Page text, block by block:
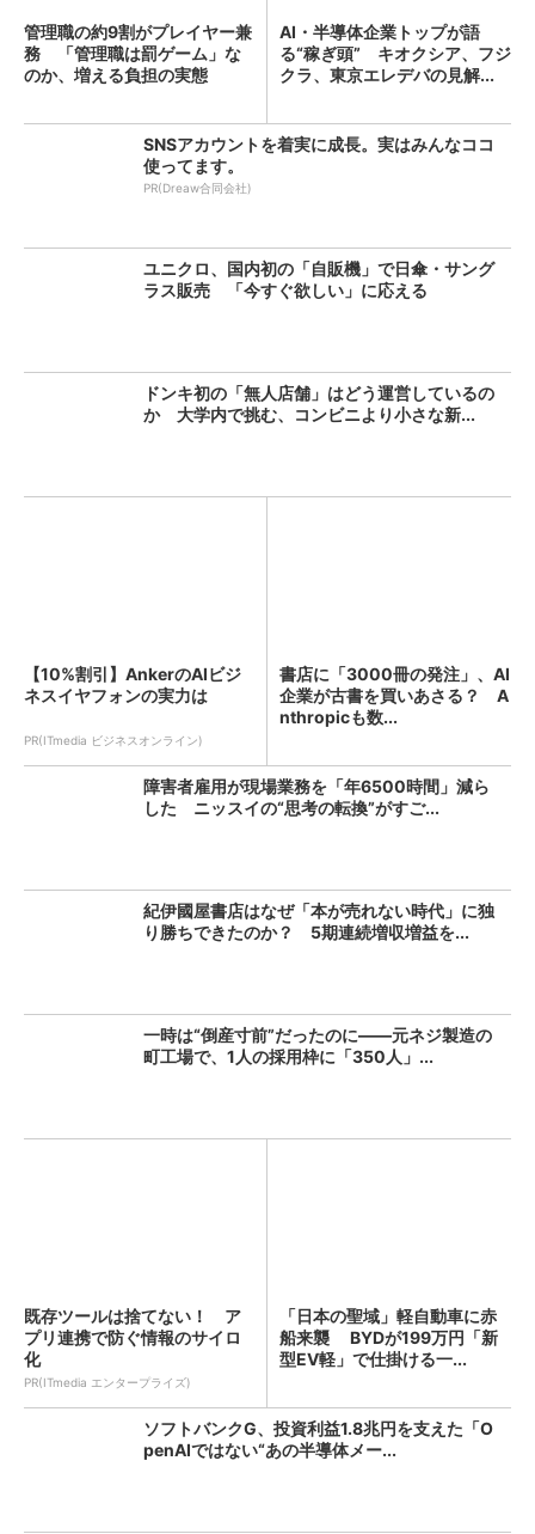
管理職の約9割がプレイヤー兼
務 「管理職は罰ゲーム」な
のか、増える負担の実態
AI・半導体企業トップが語
る“稼ぎ頭” キオクシア、フジ
クラ、東京エレデバの見解...
SNSアカウントを着実に成長。実はみんなココ
使ってます。
PR(Dreaw合同会社)
ユニクロ、国内初の「自販機」で日傘・サング
ラス販売 「今すぐ欲しい」に応える
ドンキ初の「無人店舗」はどう運営しているの
か 大学内で挑む、コンビニより小さな新...
【10%割引】AnkerのAIビジ
ネスイヤフォンの実力は
PR(ITmedia ビジネスオンライン)
書店に「3000冊の発注」、AI
企業が古書を買いあさる？ A
nthropicも数...
障害者雇用が現場業務を「年6500時間」減ら
した ニッスイの“思考の転換”がすご...
紀伊國屋書店はなぜ「本が売れない時代」に独
り勝ちできたのか？ 5期連続増収増益を...
一時は“倒産寸前”だったのに――元ネジ製造の
町工場で、1人の採用枠に「350人」...
既存ツールは捨てない！ ア
プリ連携で防ぐ情報のサイロ
化
PR(ITmedia エンタープライズ)
「日本の聖域」軽自動車に赤
船来襲 BYDが199万円「新
型EV軽」で仕掛ける一...
ソフトバンクG、投資利益1.8兆円を支えた「O
penAIではない“あの半導体メー...